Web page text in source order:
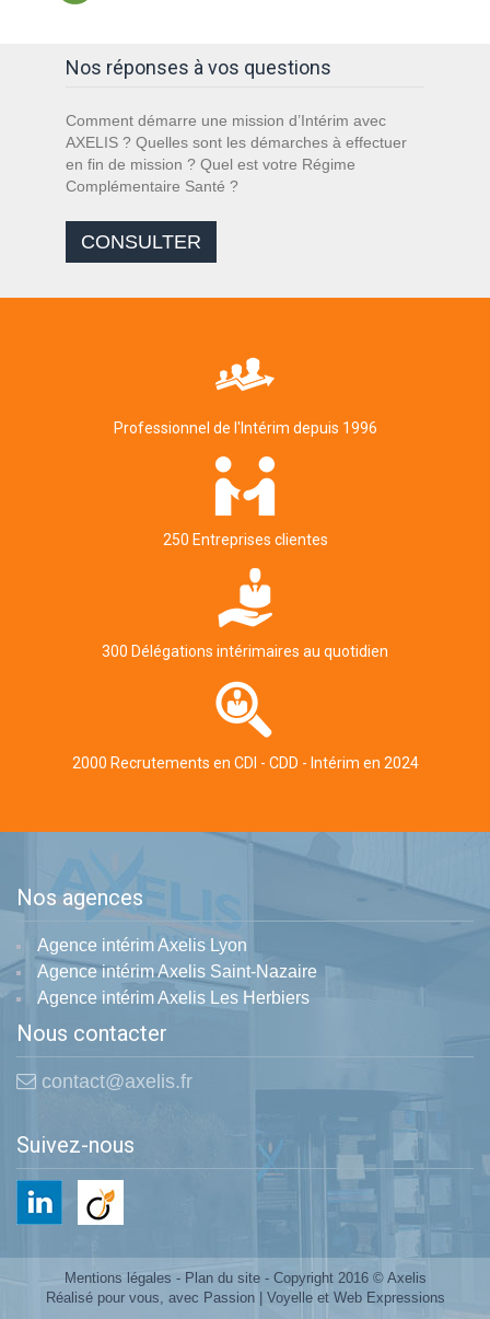
Nos réponses à vos questions
Comment démarre une mission d’Intérim avec
AXELIS ? Quelles sont les démarches à effectuer
en fin de mission ? Quel est votre Régime
Complémentaire Santé ?
CONSULTER
Professionnel de l'Intérim depuis 1996
250 Entreprises clientes
300 Délégations intérimaires au quotidien
2000 Recrutements en CDI - CDD - Intérim en 2024
Nos agences
Agence intérim Axelis Lyon
Agence intérim Axelis Saint-Nazaire
Agence intérim Axelis Les Herbiers
Nous contacter
contact@axelis.fr
Suivez-nous
Mentions légales - Plan du site- Copyright 2016 © Axelis
Réalisé pour vous, avec Passion | Voyelleet Web Expressions